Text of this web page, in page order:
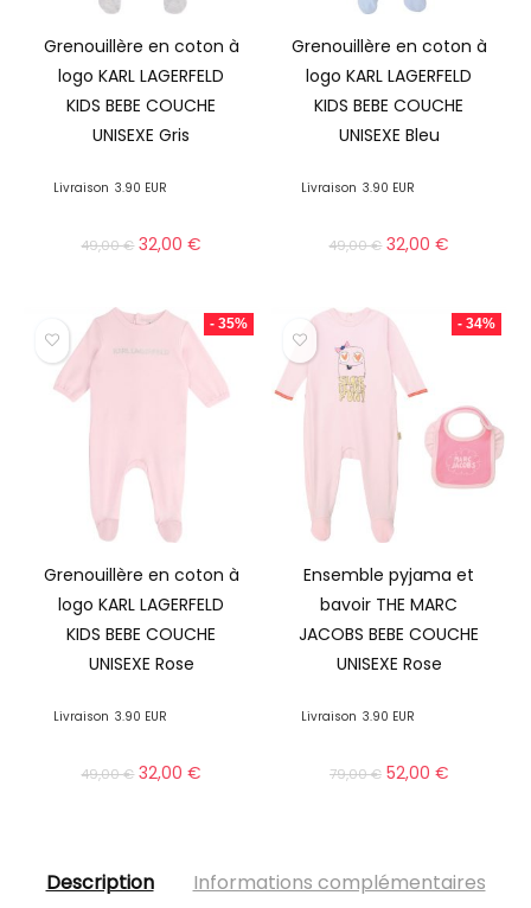
Grenouillère en coton à
logo KARL LAGERFELD
KIDS BEBE COUCHE
UNISEXE Gris
Livraison 3.90 EUR
49,00€ 32,00€
Grenouillère en coton à
logo KARL LAGERFELD
KIDS BEBE COUCHE
UNISEXE Bleu
Livraison 3.90 EUR
49,00€ 32,00€
- 35%
Grenouillère en coton à
logo KARL LAGERFELD
KIDS BEBE COUCHE
UNISEXE Rose
Livraison 3.90 EUR
49,00€ 32,00€
- 34%
Ensemble pyjama et
bavoir THE MARC
JACOBS BEBE COUCHE
UNISEXE Rose
Livraison 3.90 EUR
79,00€ 52,00 €
Description Informations complémentaires